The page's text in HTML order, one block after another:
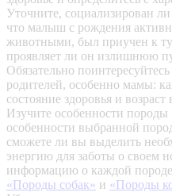
Уточните, социализирован
что малыш с рождения
животными, был приучен к
проявляет ли он излишнюю
Обязательно
родителей, особенно мамы:
состояние здоровья и возраст
Изучите особенности породы
особенности выбранной
сможете ли вы выделить
энергию для заботы о своем
информацию о каждой
«Породы собак» и «Породы